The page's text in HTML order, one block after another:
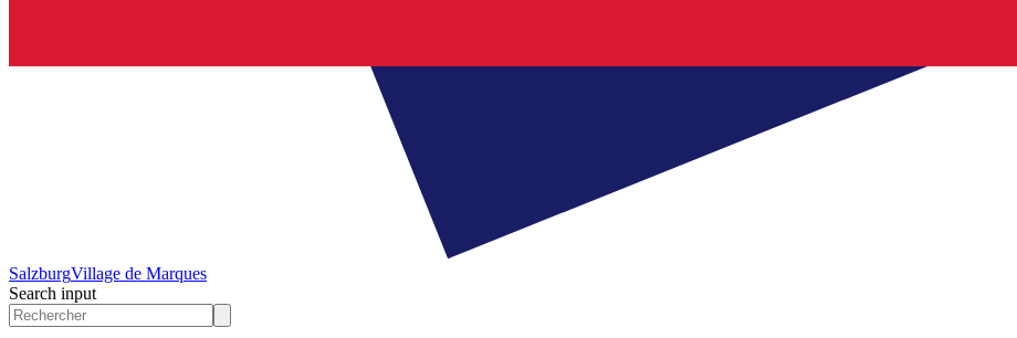
SalzburgVillage de Marques
Search input